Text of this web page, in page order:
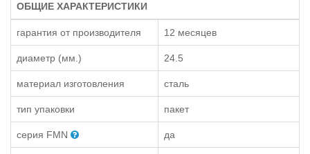
ОБЩИЕ ХАРАКТЕРИСТИКИ
гарантия от производителя 12 месяцев
диаметр (мм.) 24.5
материал изготовления сталь
тип упаковки пакет
серия FMN да